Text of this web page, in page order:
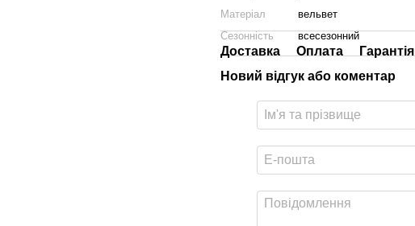
Матеріал
вельвет
Сезонність
всесезонний
Доставка Оплата
Гарантія
Новий відгук або коментар